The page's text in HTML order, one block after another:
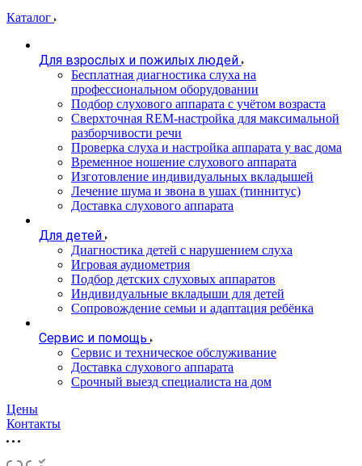
Каталог
Для взрослых и пожилых людей
Бесплатная диагностика слуха на
профессиональном оборудовании
Подбор слухового аппарата с учётом возраста
Сверхточная REM-настройка для максимальной
разборчивости речи
Проверка слуха и настройка аппарата у вас дома
Временное ношение слухового аппарата
Изготовление индивидуальных вкладышей
Лечение шума и звона в ушах (тиннитус)
Доставка слухового аппарата
Для детей
Диагностика детей с нарушением слуха
Игровая аудиометрия
Подбор детских слуховых аппаратов
Индивидуальные вкладыши для детей
Сопровождение семьи и адаптация ребёнка
Сервис и помощь
Сервис и техническое обслуживание
Доставка слухового аппарата
Срочный выезд специалиста на дом
Цены
Контакты